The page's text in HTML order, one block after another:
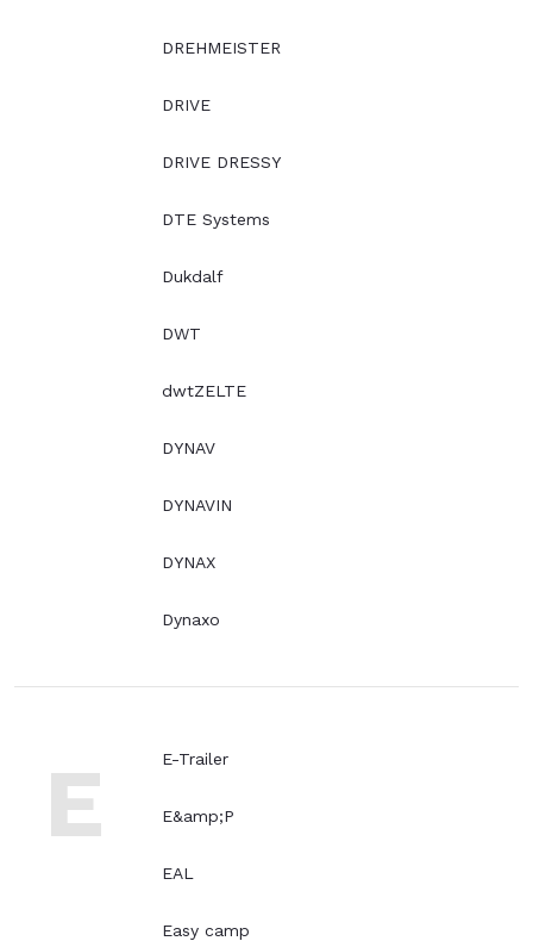
DREHMEISTER
DRIVE
DRIVE DRESSY
DTE Systems
Dukdalf
DWT
dwtZELTE
DYNAV
DYNAVIN
DYNAX
Dynaxo
E E-Trailer
E&amp;P
EAL
Easy camp